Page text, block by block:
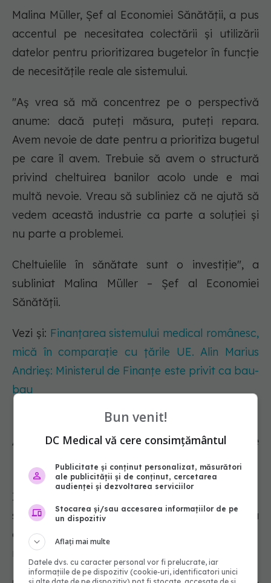
Malina Müller, Șef al Economiei Sănătății, a pus
accentul pe necesitatea colectării și utilizării
datelor pentru prioritizarea bugetelor în funcție
de necesitățile reale ale sistemului.
"Aș vrea să mă concentrez pe o perspectivă
anume: dacă puteți măsura, puteți repara.
Avem nevoie de date pentru a prioritiza bugetul
pe care îl avem. Trebuie să avem o structură
privind cheltuirea banilor acolo unde e mai
multă nevoie. Vreau să subliniez că ne ajută să
vedem această industrie ca parte a soluției și
nu parte a problemei.
Cheltuielile în sănătate sunt o investiție", a
subliniat Malina Müller – Șef al Economiei
Sănătății.
Vezi și: Finanțarea sistemului medical românesc,
mică în comparație cu țările UE. Alin Marius
Andrieș: Ministerul de Finanțe este privit ca bau-
bau
Acces limitat la tratamente
moderne
Iulian Trandafir de la Alliance Healthcare a
semnalat că, deși cheltuielile pentru sănătate au
crescut semnificativ, accesul la tratamente
moderne rămâne limitat în România.
Bun venit!
DC Medical vă cere consimțământul
Publicitate și conținut personalizat, măsurători
ale publicității și de conținut, cercetarea
audienței și dezvoltarea serviciilor
Stocarea și/sau accesarea informațiilor de pe
un dispozitiv
Aflați mai multe
Datele dvs. cu caracter personal vor fi prelucrate, iar
informațiile de pe dispozitiv (cookie-uri, identificatori unici